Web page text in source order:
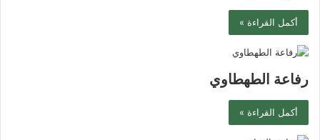
أكمل القراءة »
رفاعة الطهطاوي
أكمل القراءة »